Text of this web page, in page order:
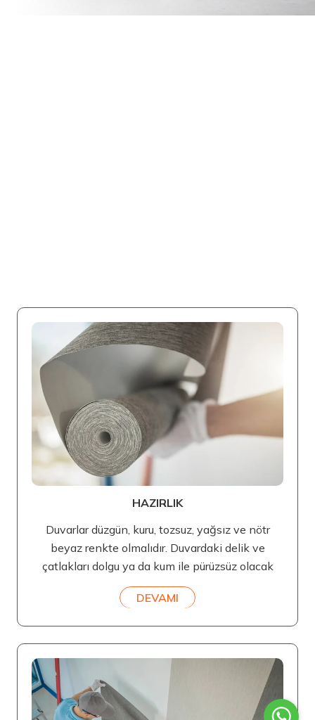
HAZIRLIK
Duvarlar düzgün, kuru, tozsuz, yağsız ve nötr
beyaz renkte olmalıdır. Duvardaki delik ve
çatlakları dolgu ya da kum ile pürüzsüz olacak
DEVAMI